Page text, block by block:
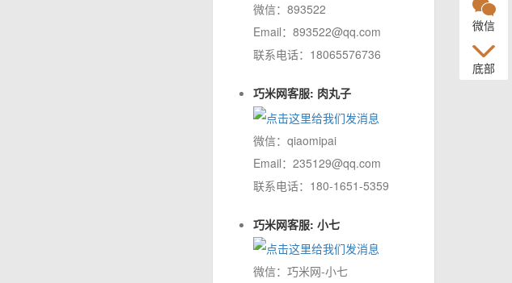
微信：893522
Email：893522@qq.com
联系电话：18065576736
巧米网客服: 肉丸子
微信：qiaomipai
Email：235129@qq.com
联系电话：180-1651-5359
巧米网客服: 小七
微信：巧米网-小七
微信
底部